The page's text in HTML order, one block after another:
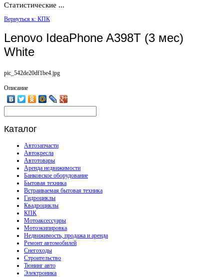
Статистические ...
Вернуться к: КПК
Lenovo IdeaPhone A398T (3 мес)
White
pic_542de20df1be4.jpg
Описание
Каталог
Автозапчасти
Автокресла
Автотовары
Аренда недвижимости
Банковское оборудование
Бытовая техника
Встраиваемая бытовая техника
Гидроциклы
Квадроциклы
КПК
Мотоаксессуары
Мотоэкипировка
Недвижимость, продажа и аренда
Ремонт автомобилей
Снегоходы
Строительство
Тюнинг авто
Электроника